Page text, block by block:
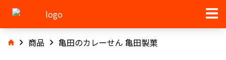
商品 亀田のカレーせん 亀田製菓